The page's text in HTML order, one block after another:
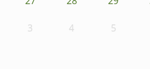
3 4 5